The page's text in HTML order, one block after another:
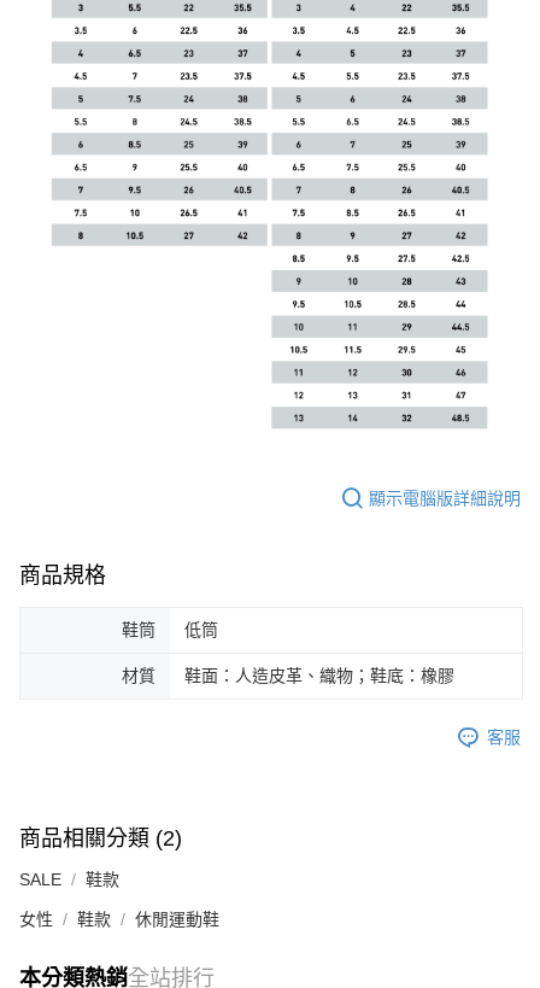
顯示電腦版詳細說明
商品規格
鞋筒 低筒
材質 鞋面：人造皮革、織物；鞋底：橡膠
客服
商品相關分類 (2)
SALE 鞋款
女性 鞋款 休閒運動鞋
本分類熱銷全站排行